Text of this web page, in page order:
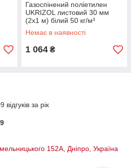
Газоспінений поліетилен
UKRIZOL листовий 30 мм
(2х1 м) білий 50 кг/м³
Немає в наявності
1 064 ₴
за рік
152А, Дніпро, Україна